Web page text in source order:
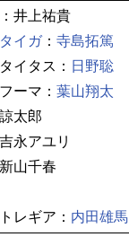
井上祐貴
イガ： 寺島拓篤
イタス： 日野聡
ーマ： 葉山翔太
太郎
永アユリ
山千春
レギア： 内田雄馬